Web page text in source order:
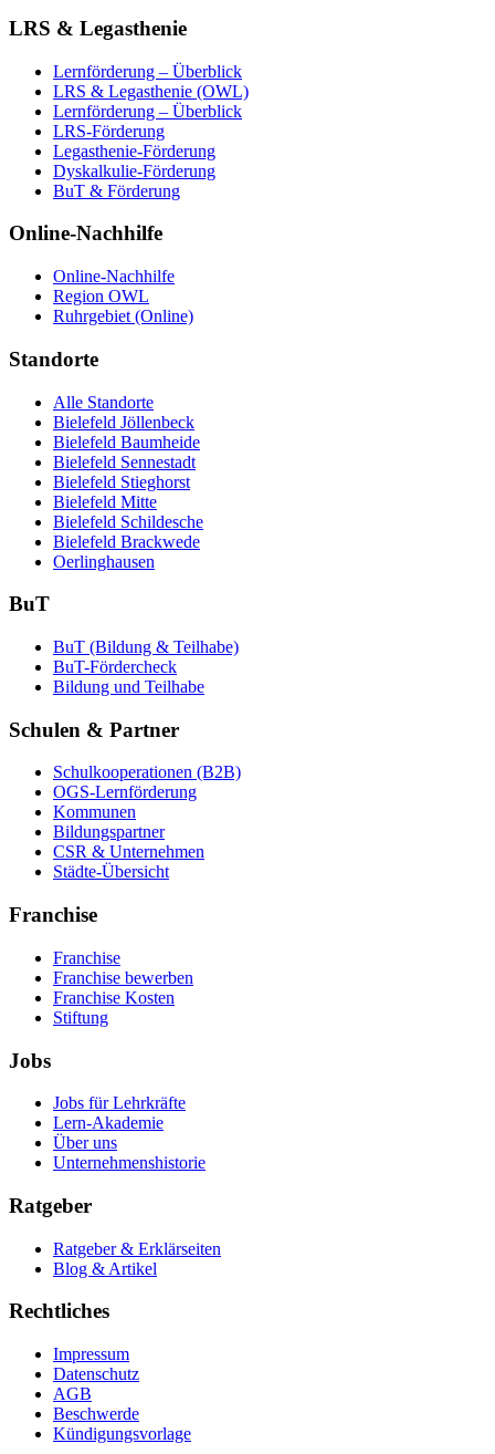
LRS & Legasthenie
Lernförderung – Überblick
LRS & Legasthenie (OWL)
Lernförderung – Überblick
LRS-Förderung
Legasthenie-Förderung
Dyskalkulie-Förderung
BuT & Förderung
Online-Nachhilfe
Online-Nachhilfe
Region OWL
Ruhrgebiet (Online)
Standorte
Alle Standorte
Bielefeld Jöllenbeck
Bielefeld Baumheide
Bielefeld Sennestadt
Bielefeld Stieghorst
Bielefeld Mitte
Bielefeld Schildesche
Bielefeld Brackwede
Oerlinghausen
BuT
BuT (Bildung & Teilhabe)
BuT-Fördercheck
Bildung und Teilhabe
Schulen & Partner
Schulkooperationen (B2B)
OGS-Lernförderung
Kommunen
Bildungspartner
CSR & Unternehmen
Städte-Übersicht
Franchise
Franchise
Franchise bewerben
Franchise Kosten
Stiftung
Jobs
Jobs für Lehrkräfte
Lern-Akademie
Über uns
Unternehmenshistorie
Ratgeber
Ratgeber & Erklärseiten
Blog & Artikel
Rechtliches
Impressum
Datenschutz
AGB
Beschwerde
Kündigungsvorlage